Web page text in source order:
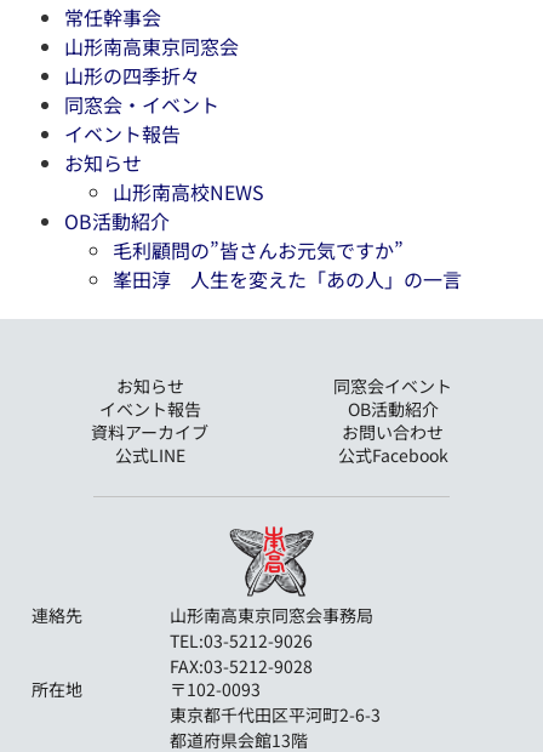
常任幹事会
山形南高東京同窓会
山形の四季折々
同窓会・イベント
イベント報告
お知らせ
山形南高校NEWS
OB活動紹介
毛利顧問の”皆さんお元気ですか”
峯田淳 人生を変えた「あの人」の一言
お知らせ
同窓会イベント
イベント報告
OB活動紹介
資料アーカイブ
お問い合わせ
公式LINE
公式Facebook
連絡先
山形南高東京同窓会事務局
TEL:03-5212-9026
FAX:03-5212-9028
所在地
〒102-0093
東京都千代田区平河町2-6-3
都道府県会館13階